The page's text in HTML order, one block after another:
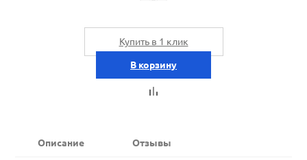
Купить в 1 клик
В корзину
Описание Отзывы